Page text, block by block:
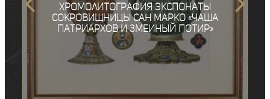
Хромолитография экспонаты
сокровищницы Сан Марко «Чаша
Патриархов и Змеиный потир»